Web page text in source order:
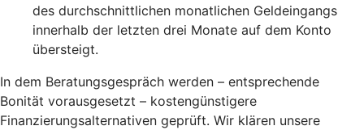
des durchschnittlichen monatlichen Geldeingangs
innerhalb der letzten drei Monate auf dem Konto
übersteigt.
In dem Beratungsgespräch werden – entsprechende
Bonität vorausgesetzt – kostengünstigere
Finanzierungsalternativen geprüft. Wir klären unsere